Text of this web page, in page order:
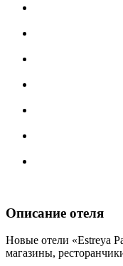
Описание отеля
Новые отели «Estreya
магазины,